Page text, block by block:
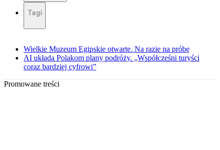
Tagi
Wielkie Muzeum Egipskie otwarte. Na razie na próbę
AI układa Polakom plany podróży. „Współcześni turyści
coraz bardziej cyfrowi”
Promowane treści